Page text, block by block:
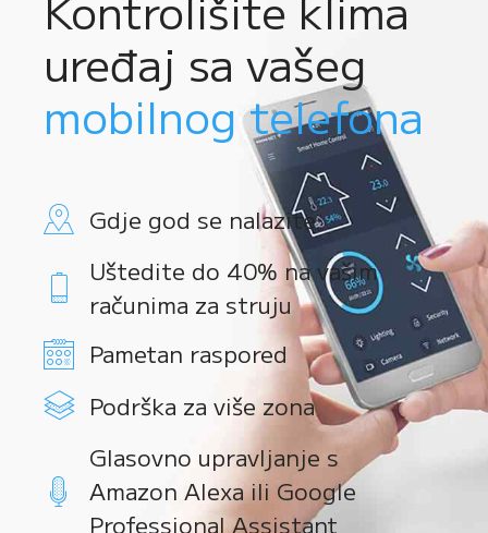
uređaj sa vašeg
mobilnog telefona
Gdje god se nalazite
Uštedite do 40% na vašim
računima za struju
Pametan raspored
Podrška za više zona
Glasovno upravljanje s
Amazon Alexa ili Google
Professional Assistant